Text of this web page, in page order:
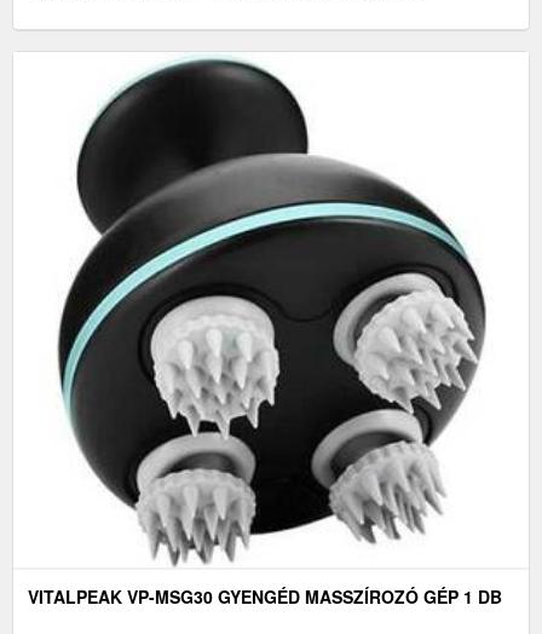
VITALPEAK VP-MSG30 GYENGÉD MASSZÍROZÓ GÉP 1 DB